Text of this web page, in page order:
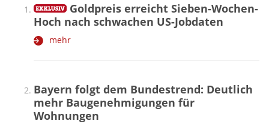
Goldpreis erreicht Sieben-Wochen-
Hoch nach schwachen US-Jobdaten
mehr
Bayern folgt dem Bundestrend: Deutlich
mehr Baugenehmigungen für
Wohnungen